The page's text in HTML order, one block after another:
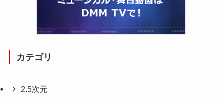
カテゴリ
2.5次元